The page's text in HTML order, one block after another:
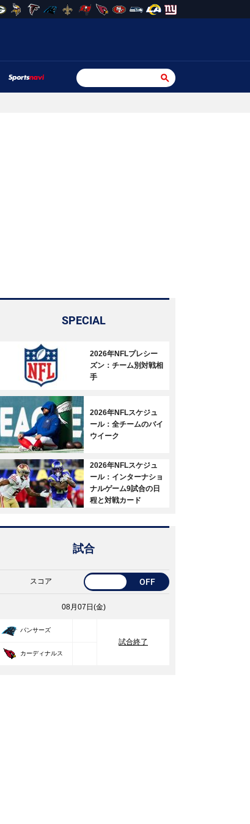
SPECIAL
2026年NFLプレシー
ズン：チーム別対戦相
手
2026年NFLスケジュ
ール：全チームのバイ
ウイーク
2026年NFLスケジュ
ール：インターナショ
ナルゲーム9試合の日
程と対戦カード
試合
スコア OFF
08月07日(金)
パンサーズ
試合終了
カーディナルス